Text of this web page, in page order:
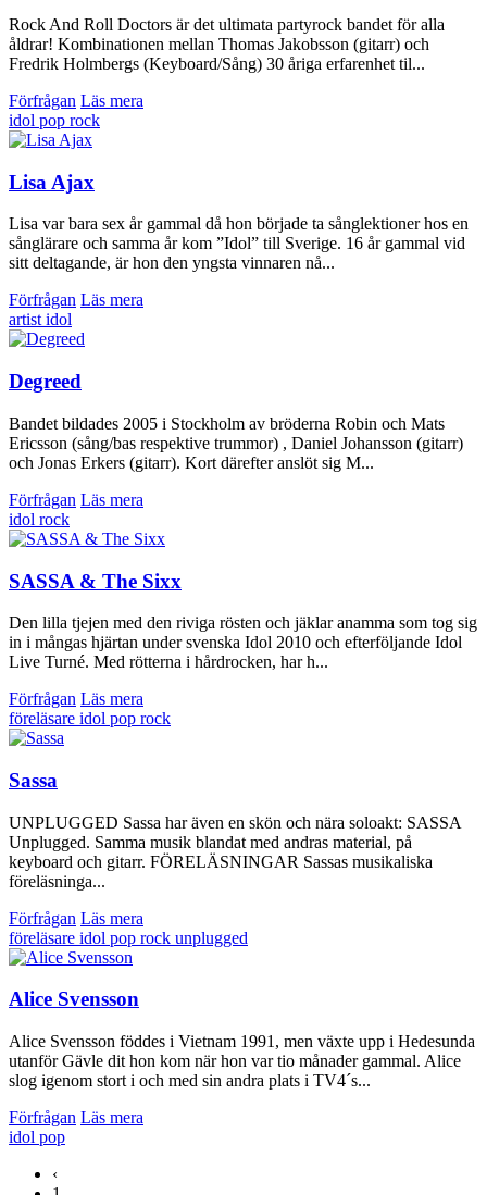
Rock And Roll Doctors är det ultimata partyrock bandet för alla
åldrar! Kombinationen mellan Thomas Jakobsson (gitarr) och
Fredrik Holmbergs (Keyboard/Sång) 30 åriga erfarenhet til...
Förfrågan Läs mera
idol pop rock
Lisa Ajax
Lisa var bara sex år gammal då hon började ta sånglektioner hos en
sånglärare och samma år kom ”Idol” till Sverige. 16 år gammal vid
sitt deltagande, är hon den yngsta vinnaren nå...
Förfrågan Läs mera
artist idol
Degreed
Bandet bildades 2005 i Stockholm av bröderna Robin och Mats
Ericsson (sång/bas respektive trummor) , Daniel Johansson (gitarr)
och Jonas Erkers (gitarr). Kort därefter anslöt sig M...
Förfrågan Läs mera
idol rock
SASSA & The Sixx
Den lilla tjejen med den riviga rösten och jäklar anamma som tog sig
in i mångas hjärtan under svenska Idol 2010 och efterföljande Idol
Live Turné. Med rötterna i hårdrocken, har h...
Förfrågan Läs mera
föreläsare idol pop rock
Sassa
UNPLUGGED Sassa har även en skön och nära soloakt: SASSA
Unplugged. Samma musik blandat med andras material, på
keyboard och gitarr. FÖRELÄSNINGAR Sassas musikaliska
föreläsninga...
Förfrågan Läs mera
föreläsare idol pop rock unplugged
Alice Svensson
Alice Svensson föddes i Vietnam 1991, men växte upp i Hedesunda
utanför Gävle dit hon kom när hon var tio månader gammal. Alice
slog igenom stort i och med sin andra plats i TV4´s...
Förfrågan Läs mera
idol pop
‹